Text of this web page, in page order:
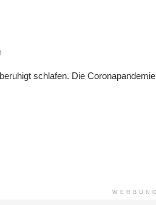
schlafen. Die
WERBUNG